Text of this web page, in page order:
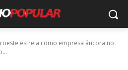
estreia como empresa âncora no